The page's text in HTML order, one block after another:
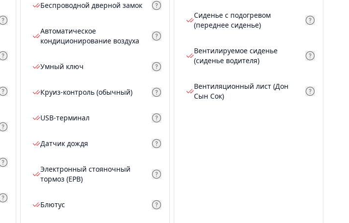
Беспроводной дверной замок
Автоматическое
кондиционирование воздуха
Умный ключ
Круиз-контроль (обычный)
USB-терминал
Датчик дождя
Электронный стояночный
тормоз (EPB)
Блютус
Сиденье с подогревом
(переднее сиденье)
Вентилируемое сиденье
(сиденье водителя)
Вентиляционный лист (Дон
Сын Сок)